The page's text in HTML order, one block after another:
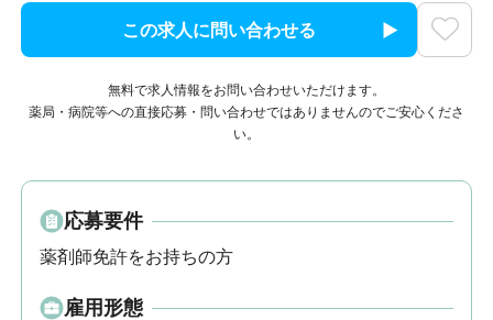
この求人に問い合わせる
無料で求人情報をお問い合わせいただけます。
薬局・病院等への直接応募・問い合わせではありませんのでご安心くださ
い。
応募要件
薬剤師免許をお持ちの方
雇用形態